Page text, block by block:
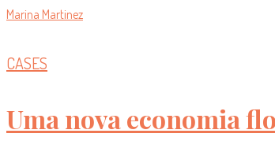
Marina Martinez
CASES
Uma nova economia